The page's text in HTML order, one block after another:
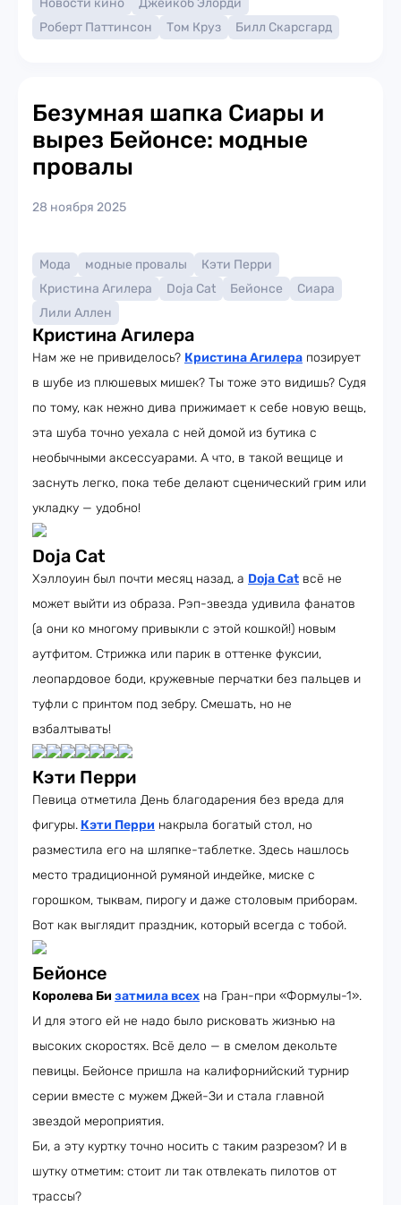
Новости кино
Джейкоб Элорди
Роберт Паттинсон
Том Круз Билл Скарсгард
Безумная шапка Сиары и
вырез Бейонсе: модные
провалы
28 ноября 2025
Мода модные провалы
Кэти Перри
Кристина Агилера
Doja Cat Бейонсе
Сиара
Лили Аллен
Кристина Агилера
Нам же не привиделось? Кристина Агилера позирует
в шубе из плюшевых мишек? Ты тоже это видишь? Судя
по тому, как нежно дива прижимает к себе новую вещь,
эта шуба точно уехала с ней домой из бутика с
необычными аксессуарами. А что, в такой вещице и
заснуть легко, пока тебе делают сценический грим или
укладку — удобно!
Dоja Cat
Хэллоуин был почти месяц назад, а Dоja Cat всё не
может выйти из образа. Рэп-звезда удивила фанатов
(а они ко многому привыкли с этой кошкой!) новым
аутфитом. Стрижка или парик в оттенке фуксии,
леопардовое боди, кружевные перчатки без пальцев и
туфли с принтом под зебру. Смешать, но не
взбалтывать!
Кэти Перри
Певица отметила День благодарения без вреда для
фигуры. Кэти Перри накрыла богатый стол, но
разместила его на шляпке-таблетке. Здесь нашлось
место традиционной румяной индейке, миске с
горошком, тыквам, пирогу и даже столовым приборам.
Вот как выглядит праздник, который всегда с тобой.
Бейонсе
Королева Би затмила всех на Гран-при «Формулы-1».
И для этого ей не надо было рисковать жизнью на
высоких скоростях. Всё дело — в смелом декольте
певицы. Бейонсе пришла на калифорнийский турнир
серии вместе с мужем Джей-Зи и стала главной
звездой мероприятия.
Би, а эту куртку точно носить с таким разрезом? И в
шутку отметим: стоит ли так отвлекать пилотов от
трассы?